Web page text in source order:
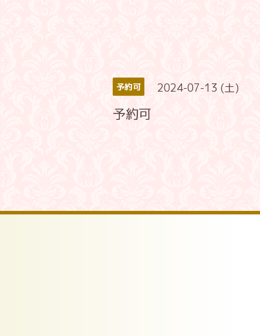
予約可 2024-07-13 (土)
予約可